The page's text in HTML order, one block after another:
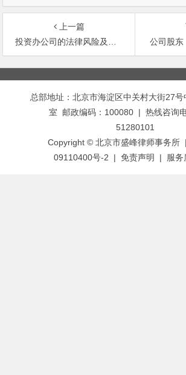
上一篇
投资办公司的法律风险及防范对策（二）
公司股东
文
章
总部地址：北京市海淀区中关村大街27号
室 邮政编码：100080 | 热线咨询
51280101
Copyright © 北京市盛峰律师事务所
09110400号-2 | 免责声明 | 服务